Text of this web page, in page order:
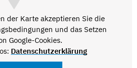
der Karte akzeptieren Sie die
und das Setzen
Google-Cookies.
Datenschutzerklärung